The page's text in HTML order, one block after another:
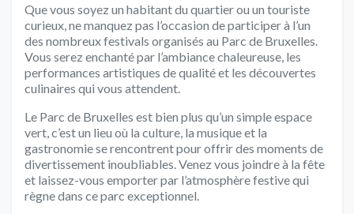
Que vous soyez un habitant du quartier ou un touriste
curieux, ne manquez pas l’occasion de participer à l’un
des nombreux festivals organisés au Parc de Bruxelles.
Vous serez enchanté par l’ambiance chaleureuse, les
performances artistiques de qualité et les découvertes
culinaires qui vous attendent.
Le Parc de Bruxelles est bien plus qu’un simple espace
vert, c’est un lieu où la culture, la musique et la
gastronomie se rencontrent pour offrir des moments de
divertissement inoubliables. Venez vous joindre à la fête
et laissez-vous emporter par l’atmosphère festive qui
règne dans ce parc exceptionnel.